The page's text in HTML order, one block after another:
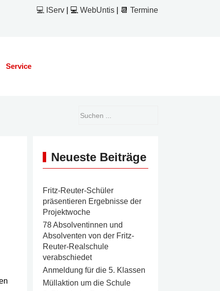
💻 IServ | 💻 WebUntis | 📆 Termine
Service
Neueste Beiträge
Fritz-Reuter-Schüler
präsentieren Ergebnisse der
Projektwoche
78 Absolventinnen und
Absolventen von der Fritz-
Reuter-Realschule
verabschiedet
Anmeldung für die 5. Klassen
Müllaktion um die Schule